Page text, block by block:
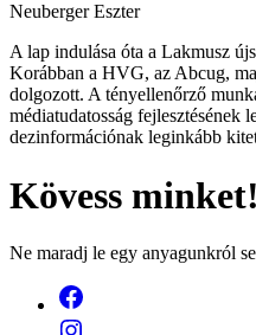
Neuberger Eszter
A lap indulása óta a Lakmusz
Korábban a HVG, az Abcug,
dolgozott. A tényellenőrző
médiatudatosság fejlesztésének
dezinformációnak leginkább
Kövess minket!
Ne maradj le egy anyagunkról